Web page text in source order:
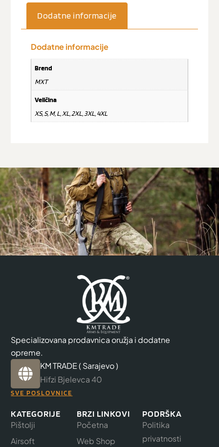
Dodatne informacije
Dodatne informacije
Brend
MXT
Veličina
XS, S, M, L, XL, 2XL, 3XL, 4XL
Specializovana prodavnica oružja i dodatne
opreme.
KM TRADE ( Sarajevo )
Hifzi Bjelevca 40
SVE POSLOVNICE
KATEGORIJE
Pištolji
Airsoft
BRZI LINKOVI
Početna
Web Shop
PODRŠKA
Politika
privatnosti